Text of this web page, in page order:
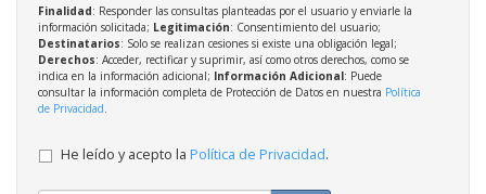
Finalidad: Responder las consultas planteadas por el usuario y enviarle la
información solicitada; Legitimación: Consentimiento del usuario;
Destinatarios: Solo se realizan cesiones si existe una obligación legal;
Derechos: Acceder, rectificar y suprimir, así como otros derechos, como se
indica en la información adicional; Información Adicional: Puede
consultar la información completa de Protección de Datos en nuestra Política
de Privacidad
He leído y acepto la Política de Privacidad.